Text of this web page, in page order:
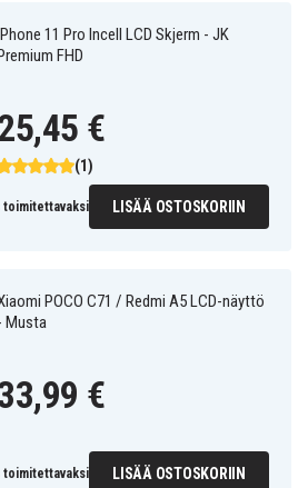
11 Pro Incell LCD Skjerm - JK
FHD
(1)
€
toimitettavaksi LISÄÄ OSTOSKORIIN
POCO C71 / Redmi A5 LCD-näyttö
Musta
€
toimitettavaksi LISÄÄ OSTOSKORIIN